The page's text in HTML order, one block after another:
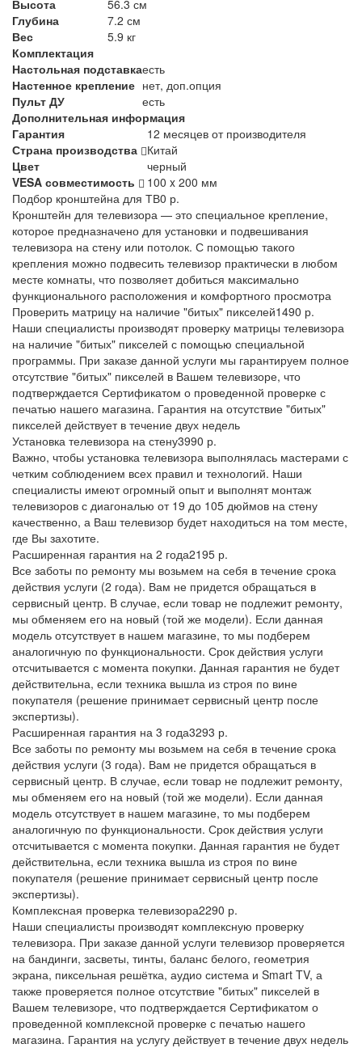
Высота
56.3 см
Глубина
7.2 см
Вес
5.9 кг
Комплектация
Настольная подставкаесть
Настенное крепление нет, доп.опция
Пульт ДУ
есть
Дополнительная информация
Гарантия
12 месяцев от производителя
Страна производства
Китай
Цвет
черный
VESA совместимость
100 x 200 мм
Подбор кронштейна для ТВ0 р.
Кронштейн для телевизора — это специальное крепление,
которое предназначено для установки и подвешивания
телевизора на стену или потолок. С помощью такого
крепления можно подвесить телевизор практически в любом
месте комнаты, что позволяет добиться максимально
функционального расположения и комфортного просмотра
Проверить матрицу на наличие "битых" пикселей1490 р.
Наши специалисты производят проверку матрицы телевизора
на наличие "битых" пикселей с помощью специальной
программы. При заказе данной услуги мы гарантируем полное
отсутствие "битых" пикселей в Вашем телевизоре, что
подтверждается Сертификатом о проведенной проверке с
печатью нашего магазина. Гарантия на отсутствие "битых"
пикселей действует в течение двух недель
Установка телевизора на стену3990 р.
Важно, чтобы установка телевизора выполнялась мастерами с
четким соблюдением всех правил и технологий. Наши
специалисты имеют огромный опыт и выполнят монтаж
телевизоров с диагональю от 19 до 105 дюймов на стену
качественно, а Ваш телевизор будет находиться на том месте,
где Вы захотите.
Расширенная гарантия на 2 года2195 р.
Все заботы по ремонту мы возьмем на себя в течение срока
действия услуги (2 года). Вам не придется обращаться в
сервисный центр. В случае, если товар не подлежит ремонту,
мы обменяем его на новый (той же модели). Если данная
модель отсутствует в нашем магазине, то мы подберем
аналогичную по функциональности. Срок действия услуги
отсчитывается с момента покупки. Данная гарантия не будет
действительна, если техника вышла из строя по вине
покупателя (решение принимает сервисный центр после
экспертизы).
Расширенная гарантия на 3 года3293 р.
Все заботы по ремонту мы возьмем на себя в течение срока
действия услуги (3 года). Вам не придется обращаться в
сервисный центр. В случае, если товар не подлежит ремонту,
мы обменяем его на новый (той же модели). Если данная
модель отсутствует в нашем магазине, то мы подберем
аналогичную по функциональности. Срок действия услуги
отсчитывается с момента покупки. Данная гарантия не будет
действительна, если техника вышла из строя по вине
покупателя (решение принимает сервисный центр после
экспертизы).
Комплексная проверка телевизора2290 р.
Наши специалисты производят комплексную проверку
телевизора. При заказе данной услуги телевизор проверяется
на бандинги, засветы, тинты, баланс белого, геометрия
экрана, пиксельная решётка, аудио система и Smart TV, а
также проверяется полное отсутствие "битых" пикселей в
Вашем телевизоре, что подтверждается Сертификатом о
проведенной комплексной проверке с печатью нашего
магазина. Гарантия на услугу действует в течение двух недель